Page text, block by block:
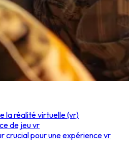
la réalité virtuelle (vr)
de jeu vr
crucial pour une expérience vr